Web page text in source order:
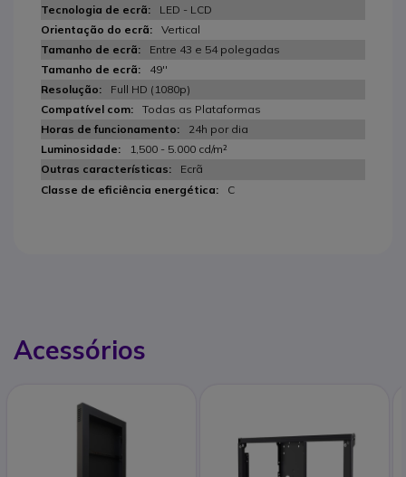
LED - LCD
Vertical
Entre 43 e 54 polegadas
49''
Full HD (1080p)
Todas as Plataformas
24h por dia
1,500 - 5.000 cd/m²
Ecrã
C
Acessórios